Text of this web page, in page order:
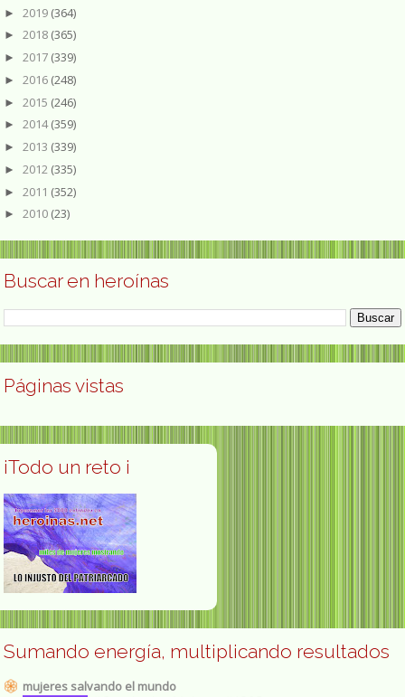
► 2019 (364)
► 2018 (365)
► 2017 (339)
► 2016 (248)
► 2015 (246)
► 2014(359)
► 2013 (339)
► 2012 (335)
► 2011 (352)
► 2010 (23)
Buscar en heroínas
Páginas vistas
¡Todo un reto ¡
Sumando energía, multiplicando resultados
mujeres salvando el mundo